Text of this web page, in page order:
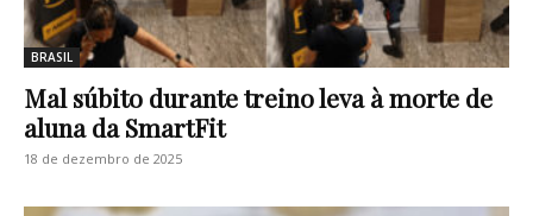
BRASIL
Mal súbito durante treino leva à morte de
aluna da SmartFit
18 de dezembro de 2025